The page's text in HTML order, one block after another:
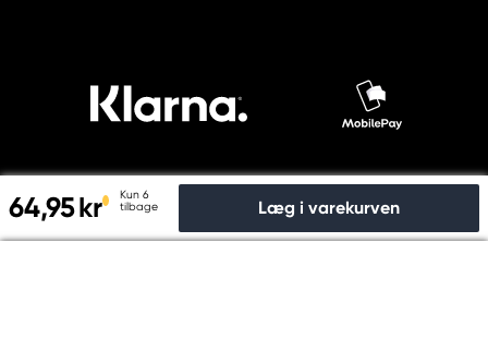
64,95 kr
Kun 6
tilbage
Læg i varekurven